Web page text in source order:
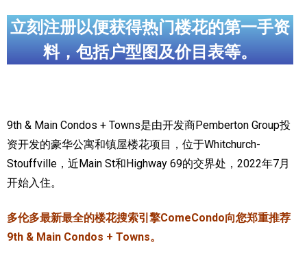
走近加拿大
为什么移民加拿大
加拿大社会保险系统
定居安大略省
安大略省免费医疗保险
吃货眼中的加拿大地图
立刻注册以便获得热门楼花的第一手资
料，包括户型图及价目表等。
9th & Main Condos + Towns是由开发商Pemberton Group投
资开发的豪华公寓和镇屋楼花项目，位于Whitchurch-
Stouffville，近Main St和Highway 69的交界处，2022年7月
开始入住。
多伦多最新最全的楼花搜索引擎ComeCondo向您郑重推荐
9th & Main Condos + Towns。